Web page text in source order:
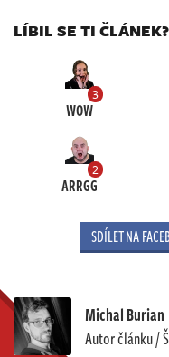
LÍBIL SE TI ČLÁNEK?
3
WOW
2
ARRGG
SDÍLET NA
Michal Burian
Autor článku /